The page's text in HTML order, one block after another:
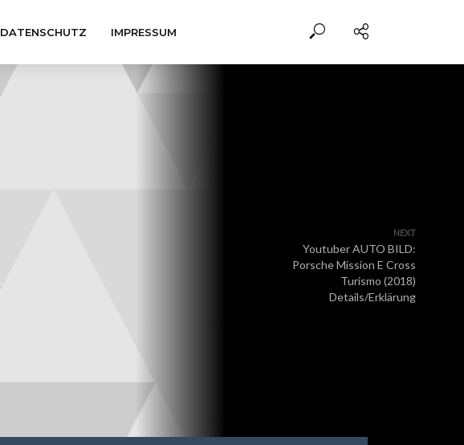
DATENSCHUTZ IMPRESSUM
NEXT
Youtuber AUTO BILD:
Porsche Mission E Cross
Turismo (2018)
Details/Erklärung